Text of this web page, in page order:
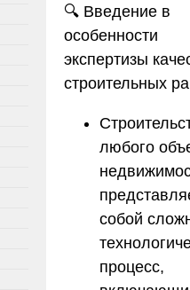
🔍 Введение в
особенности
экспертизы
строительных
любого
собой
процесс,